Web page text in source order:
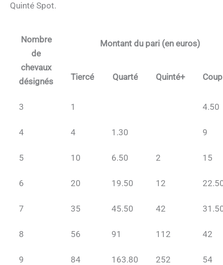
Quinté Spot.
Nombre
de
chevaux
désignés
Montant du pari (en euros)
Tiercé Quarté Quinté+
3 1 4.50
4 4 1.30 9
5 10 6.50 2 15
6 20 19.50 12
7 35 45.50 42
8 56 91 112 42
9 84 163.80 252 54